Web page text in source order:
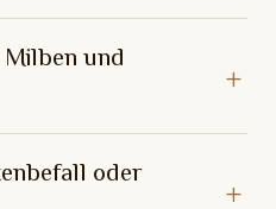
und
oder